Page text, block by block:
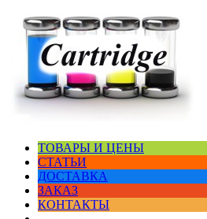
ТОВАРЫ И ЦЕНЫ
СТАТЬИ
ДОСТАВКА
ЗАКАЗ
КОНТАКТЫ